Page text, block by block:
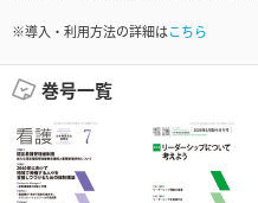
※導入・利用方法の詳細はこちら
巻号一覧